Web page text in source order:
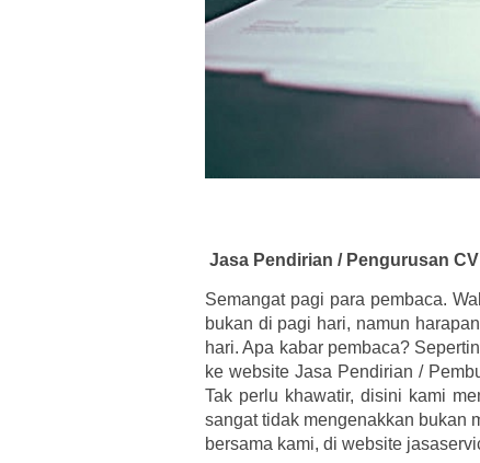
Jasa Pendirian / Pengurusan
Semangat pagi para pembaca.
bukan di pagi hari, namun
hari. Apa kabar pembaca?
ke website Jasa Pendirian /
Tak perlu khawatir, disini kami
sangat tidak mengenakkan bukan
bersama kami, di website